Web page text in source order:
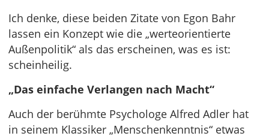
Ich denke, diese beiden Zitate von Egon Bahr
lassen ein Konzept wie die „werteorientierte
Außenpolitik“ als das erscheinen, was es ist:
scheinheilig.
„Das einfache Verlangen nach Macht“
Auch der berühmte Psychologe Alfred Adler hat
in seinem Klassiker „Menschenkenntnis“ etwas